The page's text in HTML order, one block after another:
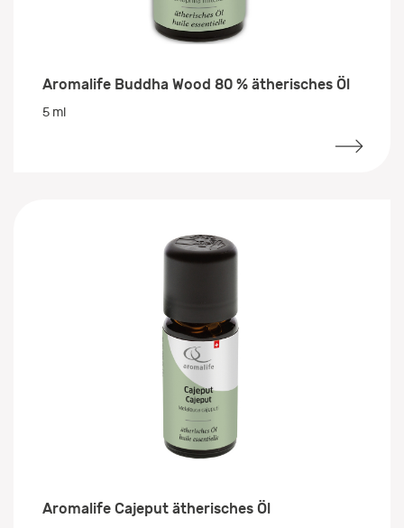
Aromalife Buddha Wood 80 % ätherisches Öl
5 ml
Aromalife Cajeput ätherisches Öl